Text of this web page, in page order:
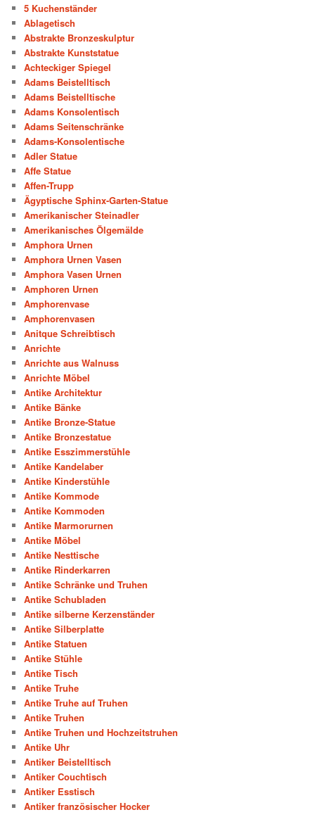
5 Kuchenständer
Ablagetisch
Abstrakte Bronzeskulptur
Abstrakte Kunststatue
Achteckiger Spiegel
Adams Beistelltisch
Adams Beistelltische
Adams Konsolentisch
Adams Seitenschränke
Adams-Konsolentische
Adler Statue
Affe Statue
Affen-Trupp
Ägyptische Sphinx-Garten-Statue
Amerikanischer Steinadler
Amerikanisches Ölgemälde
Amphora Urnen
Amphora Urnen Vasen
Amphora Vasen Urnen
Amphoren Urnen
Amphorenvase
Amphorenvasen
Anitque Schreibtisch
Anrichte
Anrichte aus Walnuss
Anrichte Möbel
Antike Architektur
Antike Bänke
Antike Bronze-Statue
Antike Bronzestatue
Antike Esszimmerstühle
Antike Kandelaber
Antike Kinderstühle
Antike Kommode
Antike Kommoden
Antike Marmorurnen
Antike Möbel
Antike Nesttische
Antike Rinderkarren
Antike Schränke und Truhen
Antike Schubladen
Antike silberne Kerzenständer
Antike Silberplatte
Antike Statuen
Antike Stühle
Antike Tisch
Antike Truhe
Antike Truhe auf Truhen
Antike Truhen
Antike Truhen und Hochzeitstruhen
Antike Uhr
Antiker Beistelltisch
Antiker Couchtisch
Antiker Esstisch
Antiker französischer Hocker